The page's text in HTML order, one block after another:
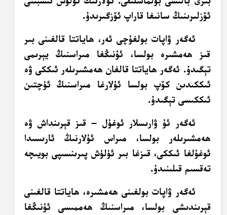
ئۆزلىرىنىڭ سانىغا قاراپ ئۆزگىرىدۇ.
ئەگەر ۋاپات بولغۇچى ئەر، ھاياتتا قالغىنى بىر
قىز ھەمشىرە بولسا، ئۇنىڭغا مىراسنىڭ يېرىمى
تېگىدۇ. ئەگەر ھاياتتا قالغان ھەمشىرىلەر ئىككى ۋە
ئىككىدىن كۆپ بولسا ئۇلارغا مىراسنىڭ ئۈچتىن
ئىككىسى تېگىدۇ.
ئەگەر ئۇ ۋارىسلار ئوغۇل – قىز قېرىنداش ۋە
ھەمشىرىلەر بولسا، مىراس ئۇلارنىڭ ئارىسىدا
ئوغۇلغا ئىككى، قىزغا بىر ئۈلۈش پىرىنسىپى بويىچە
تەقسىم قىلىنىدۇ.
ئەگەر ۋاپات بولغىنى ھەمشىرە، ھاياتتا قالغىنى
قېرىندىشى بولسا، مىراسنىڭ ھەممىسى ئۇنىڭغا